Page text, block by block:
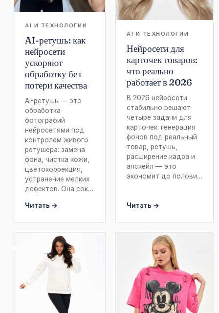
AI И ТЕХНОЛОГИИ
AI-ретушь: как
нейросети
ускоряют
обработку без
потери качества
AI-ретушь — это
обработка
фотографий
нейросетями под
контролем живого
ретушёра: замена
фона, чистка кожи,
цветокоррекция,
устранение мелких
дефектов. Она сок…
Читать →
AI И ТЕХНОЛОГИИ
Нейросети для
карточек товаров:
что реально
работает в 2026
В 2026 нейросети
стабильно решают
четыре задачи для
карточек: генерация
фонов под реальный
товар, ретушь,
расширение кадра и
апскейл — это
экономит до полови…
Читать →